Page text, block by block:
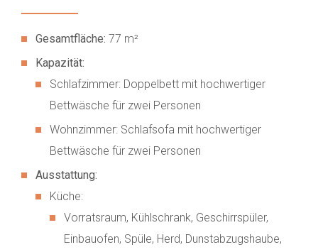
Gesamtfläche: 77 m²
Kapazität:
Schlafzimmer: Doppelbett mit hochwertiger
Bettwäsche für zwei Personen
Wohnzimmer: Schlafsofa mit hochwertiger
Bettwäsche für zwei Personen
Ausstattung:
Küche:
Vorratsraum, Kühlschrank, Geschirrspüler,
Einbauofen, Spüle, Herd, Dunstabzugshaube,